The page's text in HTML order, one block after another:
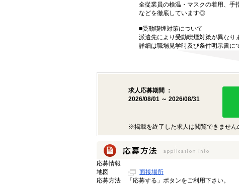
全従業員の検温・マスクの着用、手
などを徹底しています◎
■受動喫煙対策について
派遣先により受動喫煙対策が異なり
詳細は職場見学時及び条件明示書に
求人応募期間 ：
2026/08/01 ～ 2026/08/31
※掲載を終了した求人は閲覧できません
応募情報
地図
面接場所
応募方法
「応募する」ボタンをご利用下さい。